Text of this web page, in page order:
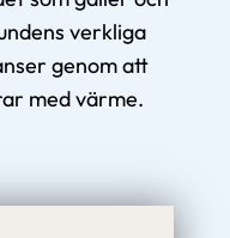
verkliga
genom att
med värme.